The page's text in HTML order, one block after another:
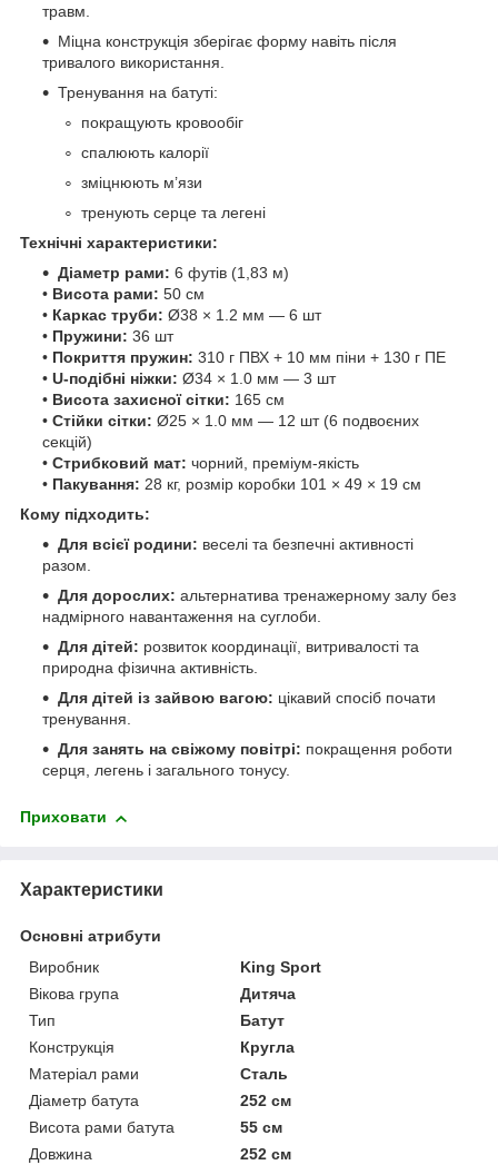
травм.
Міцна конструкція зберігає форму навіть після
тривалого використання.
Тренування на батуті:
покращують кровообіг
спалюють калорії
зміцнюють м’язи
тренують серце та легені
Технічні характеристики:
Діаметр рами: 6 футів (1,83 м)
• Висота рами: 50 см
• Каркас труби: Ø38 × 1.2 мм — 6 шт
• Пружини: 36 шт
• Покриття пружин: 310 г ПВХ + 10 мм піни + 130 г ПЕ
• U-подібні ніжки: Ø34 × 1.0 мм — 3 шт
• Висота захисної сітки: 165 см
• Стійки сітки: Ø25 × 1.0 мм — 12 шт (6 подвоєних
секцій)
• Стрибковий мат: чорний, преміум-якість
• Пакування: 28 кг, розмір коробки 101 × 49 × 19 см
Кому підходить:
Для всієї родини: веселі та безпечні активності
разом.
Для дорослих: альтернатива тренажерному залу без
надмірного навантаження на суглоби.
Для дітей: розвиток координації, витривалості та
природна фізична активність.
Для дітей із зайвою вагою: цікавий спосіб почати
тренування.
Для занять на свіжому повітрі: покращення роботи
серця, легень і загального тонусу.
Приховати
Характеристики
Основні атрибути
Виробник
King Sport
Вікова група
Дитяча
Тип
Батут
Конструкція
Кругла
Матеріал рами
Сталь
Діаметр батута
252 см
Висота рами батута
55 см
Довжина
252 см